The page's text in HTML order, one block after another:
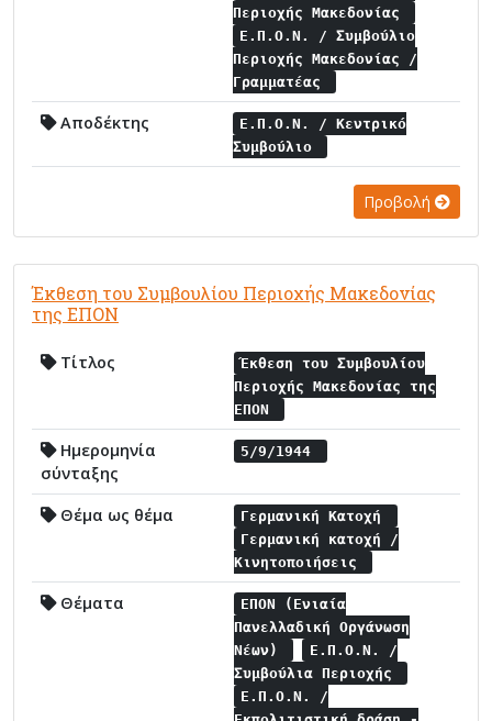
Περιοχής Μακεδονίας
Ε.Π.Ο.Ν. / Συμβούλιο
Περιοχής Μακεδονίας /
Γραμματέας
Αποδέκτης
Ε.Π.Ο.Ν. / Κεντρικό
Συμβούλιο
Προβολή
Έκθεση του Συμβουλίου Περιοχής Μακεδονίας
της ΕΠΟΝ
Τίτλος
Έκθεση του Συμβουλίου
Περιοχής Μακεδονίας της
ΕΠΟΝ
Ημερομηνία
σύνταξης
5/9/1944
Θέμα ως θέμα
Γερμανική Κατοχή
Γερμανική κατοχή /
Κινητοποιήσεις
Θέματα
ΕΠΟΝ (Ενιαία
Πανελλαδική Οργάνωση
Νέων)
Ε.Π.Ο.Ν. /
Συμβούλια Περιοχής
Ε.Π.Ο.Ν. /